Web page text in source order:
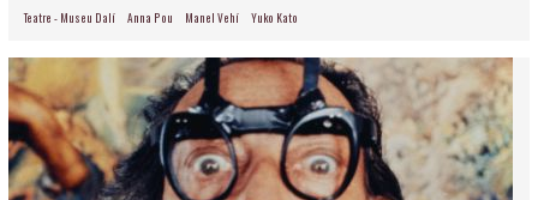
Teatre - Museu Dalí Anna Pou Manel Vehí Yuko Kato